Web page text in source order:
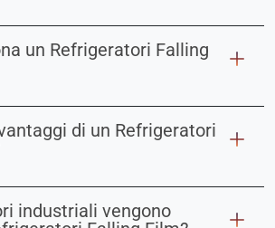
un Refrigeratori Falling
di un Refrigeratori
industriali vengono